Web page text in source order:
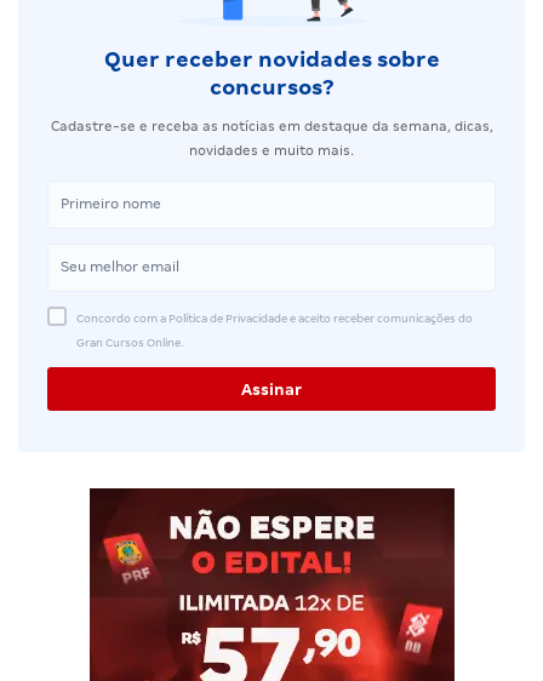
Quer receber novidades sobre
concursos?
Cadastre-se e receba as notícias em destaque da semana, dicas,
novidades e muito mais.
Concordo com a Política de Privacidade e aceito receber comunicações do
Gran Cursos Online.